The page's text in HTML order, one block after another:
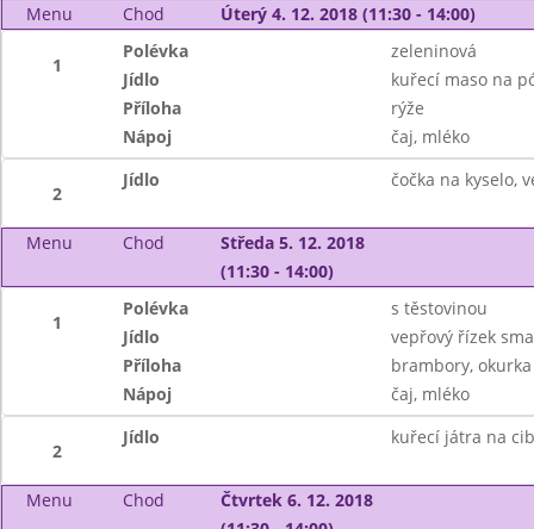
Menu Chod Úterý 4. 12. 2018 (11:30 - 14:00)
1
Polévka
zeleninová
Jídlo
kuřecí maso na
Příloha
rýže
Nápoj
čaj, mléko
2
Jídlo čočka na kyselo,
Menu Chod
Středa 5. 12. 2018
(11:30 - 14:00)
1
Polévka
s těstovinou
Jídlo
vepřový řízek
Příloha
brambory, okurka
Nápoj
čaj, mléko
2
Jídlo kuřecí játra na
Menu Chod
Čtvrtek 6. 12. 2018